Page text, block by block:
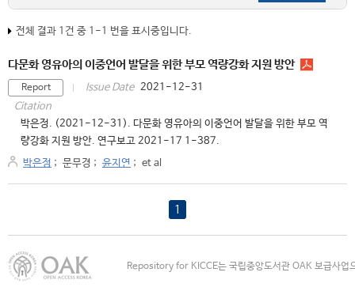
전체 결과 1건 중 1-1 번을 표시중입니다.
다문화 영유아의 이중언어 발달을 위한 부모 역량강화 지원 방안
Report Issue Date 2021-12-31
Citation
박은정. (2021-12-31). 다문화 영유아의 이중언어 발달을 위한 부모 역
량강화 지원 방안. 연구보고 2021-17 1-387.
박은정 ; 문무경 ; 윤지연 ; et al
1
Repository for KICCE는 국립중앙도서관 OAK 보급사업